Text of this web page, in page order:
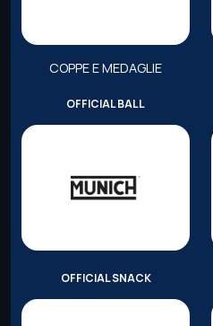
COPPE E MEDAGLIE
OFFICIAL BALL
OFFICIAL SNACK